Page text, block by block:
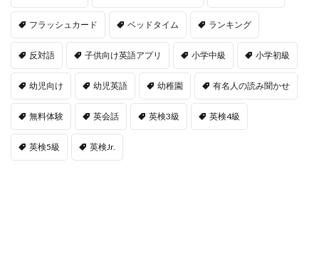
フラッシュカード ベッドタイム ランキング
反対語 子供向け英語アプリ 小学中級 小学初級
幼児向け 幼児英語 幼稚園 有名人の読み聞かせ
無料体験 英会話 英検3級 英検4級
英検5級 英検Jr.